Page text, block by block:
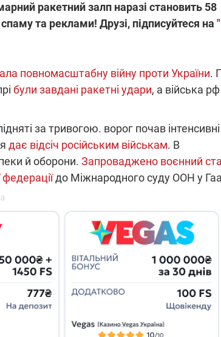
ракетний залп наразі становить 58
та реклами! Друзі, підписуйтеся на
повномасштабну війну проти України.
були завдані ракетні удари, а війська рф
за тривогою. ворог почав інтенсивні
дає відсіч російським військам. В
й оборони. Запроваджено воєнний
до Міжнародного суду ООН у
Працюють на
передовій:
підтримайте
найгарячіших
напрямках фронту
04.12.2025 12:37
"Відправте
бригада Повітряних
сил ЗСУ збирає на
НРК Numo